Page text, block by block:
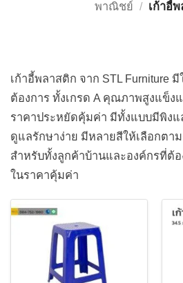
พาณิชย์ / เก้าอี้
เก้าอี้พลาสติก จาก STL Furniture
ต้องการ ทั้งเกรด A คุณภาพสูงแข็ง
ราคาประหยัดคุ้มค่า มีทั้งแบบมีพิงแ
ดูแลรักษาง่าย มีหลายสีให้เลือกตา
สำหรับทั้งลูกค้าบ้านและองค์กรที่ต้
ในราคาคุ้มค่า